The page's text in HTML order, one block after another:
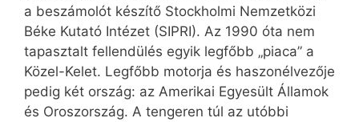
a beszámolót készítő Stockholmi Nemzetközi
Béke Kutató Intézet (SIPRI). Az 1990 óta nem
tapasztalt fellendülés egyik legfőbb „piaca” a
Közel-Kelet. Legfőbb motorja és haszonélvezője
pedig két ország: az Amerikai Egyesült Államok
és Orosz­ország. A tengeren túl az utóbbi